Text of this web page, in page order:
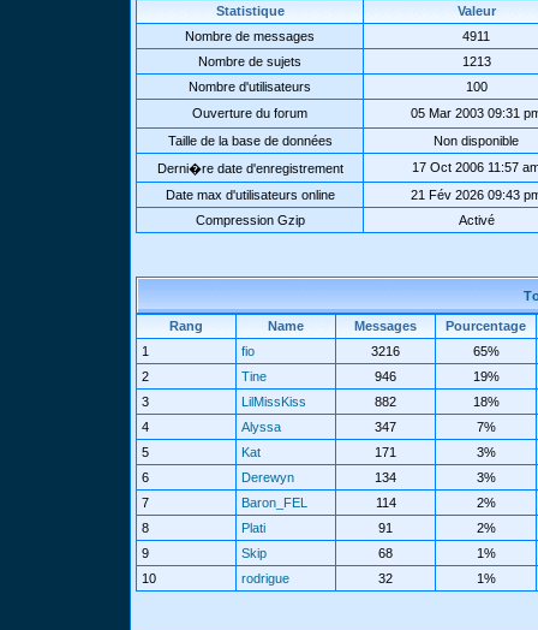
Statistique
Valeur
Nombre de messages
4911
Nombre de sujets
1213
Nombre d'utilisateurs
100
Ouverture du forum
05 Mar 2003 09:31
Taille de la base de données
Non disponible
Derni�re date d'enregistrement
17 Oct 2006 11:57
Date max d'utilisateurs online
21 Fév 2026 09:43
Compression Gzip
Activé
Rang Name Messages
Pourcentage
1
fio 3216
65%
2
Tine 946
19%
3
LilMissKiss 882
18%
4
Alyssa 347
7%
5
Kat 171
3%
6
Derewyn 134
3%
7
Baron_FEL 114
2%
8
Plati 91
2%
9
Skip 68
1%
10
rodrigue 32 1%